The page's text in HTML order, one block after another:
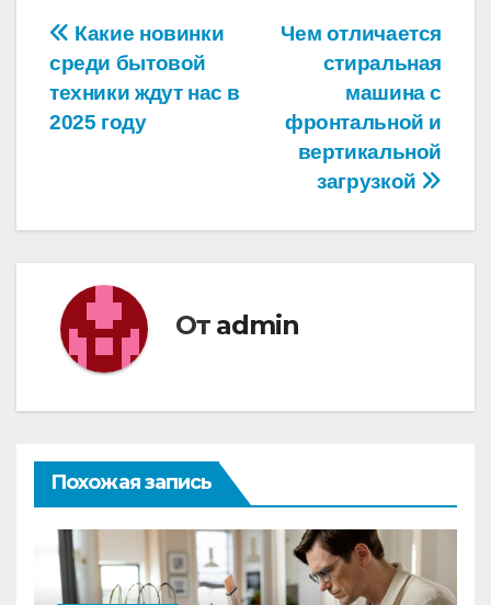
Навигация
по
записям
Чем отличается
стиральная
машина с
фронтальной и
вертикальной
загрузкой
Какие новинки
среди бытовой
техники ждут нас в
2025 году
От admin
Похожая запись